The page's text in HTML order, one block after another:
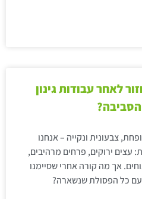
לאחר עבודות גינון
הסביבה?
צבעונית ונקייה – אנחנו
עצים ירוקים, פרחים מרהיבים,
אך מה קורה אחרי שסיימנו
עם כל הפסולת שנשארה?